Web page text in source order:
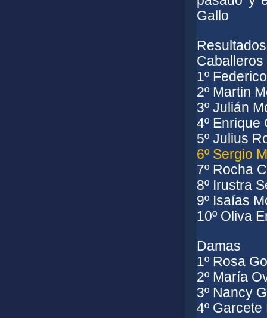
Gallo
Caballeros
1º
2º Martin
3º Julián
4º Enrique
5º Julius
6º Sergio
7º Rocha
8º Irustra
9º Isaías
10º Oliva
Damas
1º Rosa
2º María
3º Nancy
4º